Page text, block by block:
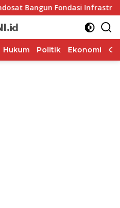
Fondasi Infrastruktur AI
Hukum Politik Ekonomi